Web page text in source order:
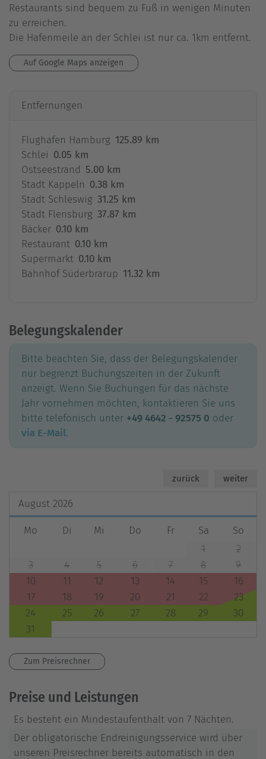
Restaurants sind bequem zu Fuß in wenigen Minuten
zu erreichen.
Die Hafenmeile an der Schlei ist nur ca. 1km entfernt.
Auf Google Maps anzeigen
Entfernungen
Flughafen Hamburg 125.89 km
Schlei 0.05 km
Ostseestrand 5.00 km
Stadt Kappeln 0.38 km
Stadt Schleswig 31.25 km
Stadt Flensburg 37.87 km
Bäcker 0.10 km
Restaurant 0.10 km
Supermarkt 0.10 km
Bahnhof Süderbrarup 11.32 km
Belegungskalender
Bitte beachten Sie, dass der Belegungskalender
nur begrenzt Buchungszeiten in der Zukunft
anzeigt. Wenn Sie Buchungen für das nächste
Jahr vornehmen möchten, kontaktieren Sie uns
bitte telefonisch unter +49 4642 - 92575 0 oder
via E-Mail.
weiter
zurück
August 2026
Mo Di Mi Do Fr Sa
So
1
2
3
4 5 6 7 8
9
10
11 12 13 14 15
16
17
18 19 20 21 22
23
24
25 26 27 28 29
30
31
Zum Preisrechner
Preise und Leistungen
Es besteht ein Mindestaufenthalt von 7 Nächten.
Der obligatorische Endreinigungsservice wird über
unseren Preisrechner bereits automatisch in den